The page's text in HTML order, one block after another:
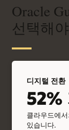
Oracle
선택해
디지털 전환
52%
클라우드에
있습니다.